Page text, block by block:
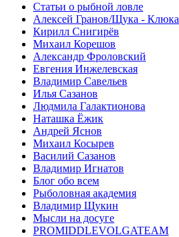
Статьи о рыбной ловле
Алексей Гранов/Щука - Клюка
Кирилл Снигирёв
Михаил Корешов
Александр Фроловский
Евгения Инжелевская
Владимир Савельев
Илья Сазанов
Людмила Галактионова
Наташка Ёжик
Андрей Яснов
Михаил Косырев
Василий Сазанов
Владимир Игнатов
Блог обо всем
Рыболовная академия
Владимир Щукин
Мысли на досуге
PROMIDDLEVOLGATEAM